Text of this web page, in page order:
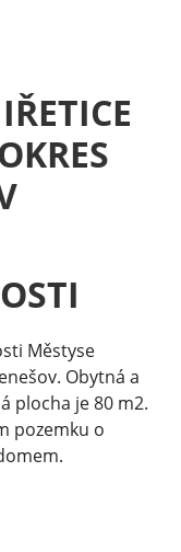
Městyse
Obytná a
plocha je 80 m2.
pozemku o